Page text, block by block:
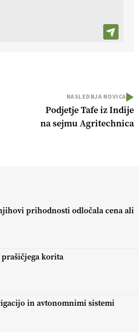
NASLEDNJA NOVICA
Podjetje Tafe iz Indije
na sejmu Agritechnica
prihodnosti odločala cena ali
korita
in avtonomnimi sistemi